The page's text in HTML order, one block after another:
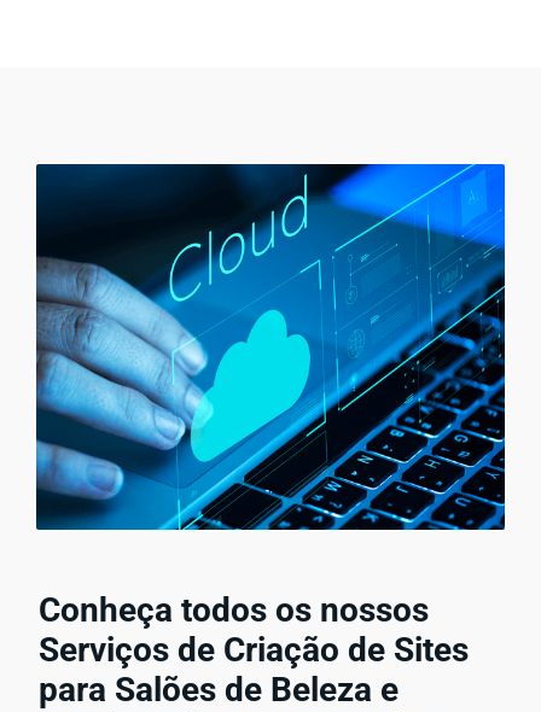
Conheça todos os nossos
Serviços de Criação de Sites
para Salões de Beleza e